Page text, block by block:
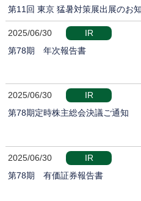
第11回 東京 猛暑対策展出展のお
2025/06/30
IR
第78期 年次報告書
2025/06/30
IR
第78期定時株主総会決議ご通知
2025/06/30
IR
第78期 有価証券報告書